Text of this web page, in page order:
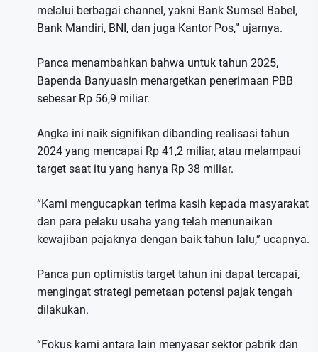
melalui berbagai channel, yakni Bank Sumsel Babel,
Bank Mandiri, BNI, dan juga Kantor Pos,” ujarnya.
Panca menambahkan bahwa untuk tahun 2025,
Bapenda Banyuasin menargetkan penerimaan PBB
sebesar Rp 56,9 miliar.
Angka ini naik signifikan dibanding realisasi tahun
2024 yang mencapai Rp 41,2 miliar, atau melampaui
target saat itu yang hanya Rp 38 miliar.
“Kami mengucapkan terima kasih kepada masyarakat
dan para pelaku usaha yang telah menunaikan
kewajiban pajaknya dengan baik tahun lalu,” ucapnya.
Panca pun optimistis target tahun ini dapat tercapai,
mengingat strategi pemetaan potensi pajak tengah
dilakukan.
“Fokus kami antara lain menyasar sektor pabrik dan